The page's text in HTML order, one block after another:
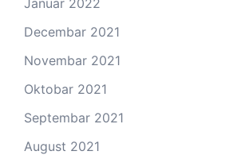
Decembar 2021
Novembar 2021
Oktobar 2021
Septembar 2021
August 2021